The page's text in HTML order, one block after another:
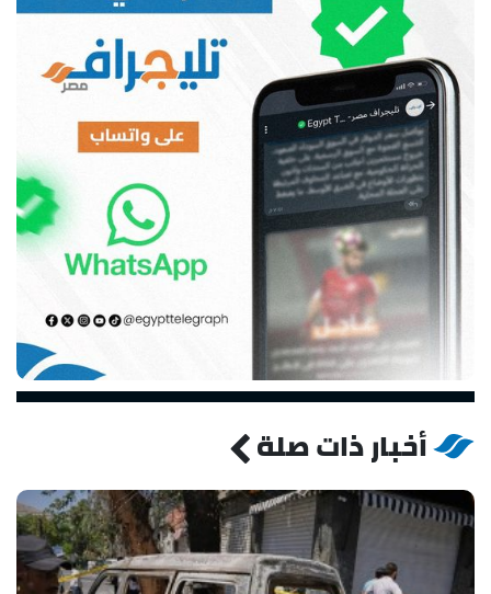
أخبار ذات صلة